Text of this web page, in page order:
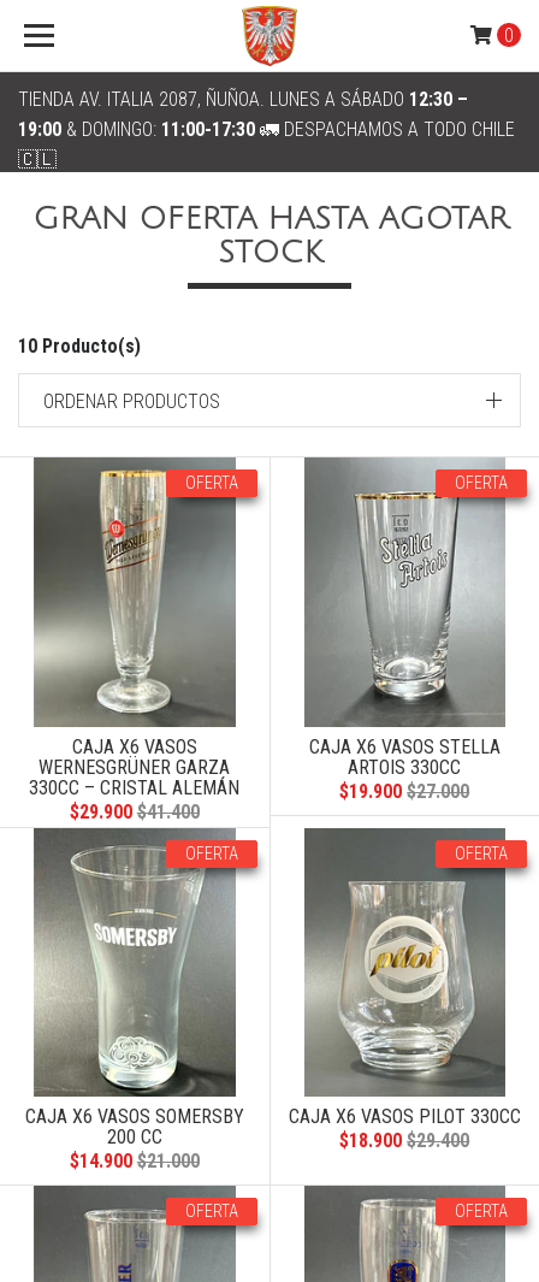
TIENDA AV. ITALIA 2087, ÑUÑOA. LUNES A SÁBADO 12:30 –
19:00 & DOMINGO: 11:00-17:30 🚛 DESPACHAMOS A TODO CHILE
🇨🇱
0
GRAN OFERTA HASTA AGOTAR
STOCK
10 Producto(s)
ORDENAR PRODUCTOS
OFERTA
CAJA X6 VASOS
WERNESGRÜNER GARZA
330CC – CRISTAL ALEMÁN
$29.900 $41.400
OFERTA
CAJA X6 VASOS STELLA
ARTOIS 330CC
$19.900 $27.000
OFERTA
CAJA X6 VASOS SOMERSBY
200 CC
$14.900 $21.000
OFERTA
CAJA X6 VASOS PILOT 330CC
$18.900 $29.400
OFERTA OFERTA